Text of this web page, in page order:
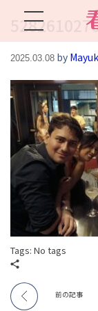
2025.03.08 by
Tags: No tags
前の記事